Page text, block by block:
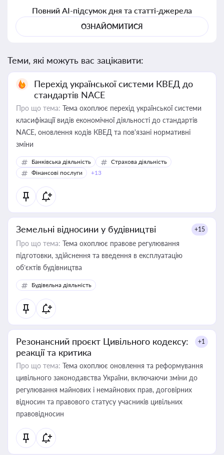
Повний AI-підсумок дня та статті-джерела
ОЗНАЙОМИТИСЯ
Теми, які можуть вас зацікавити:
Перехід української системи КВЕД до
стандартів NACE
Про що тема: Тема охоплює перехід української системи
класифікації видів економічної діяльності до стандартів
NACE, оновлення кодів КВЕД та пов'язані нормативні
зміни
Банківська діяльність
Страхова діяльність
Фінансові послуги
+13
Земельні відносини у будівництві +15
Про що тема: Тема охоплює правове регулювання
підготовки, здійснення та введення в експлуатацію
об’єктів будівництва
Будівельна діяльність
Резонансний проєкт Цивільного кодексу:
реакції та критика
+1
Про що тема: Тема охоплює оновлення та реформування
цивільного законодавства України, включаючи зміни до
регулювання майнових і немайнових прав, договірних
відносин та правового статусу учасників цивільних
правовідносин